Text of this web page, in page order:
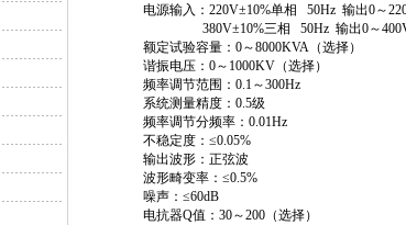
电源输入：220V±10%单相 50Hz 输出0～
380V±10%三相 50Hz 输出0～
额定试验容量：0～8000KVA（选择）
谐振电压：0～1000KV（选择）
频率调节范围：0.1～300Hz
系统测量精度：0.5级
频率调节分频率：0.01Hz
不稳定度：≤0.05%
输出波形：正弦波
波形畸变率：≤0.5%
噪声：≤60dB
电抗器Q值：30～200（选择）